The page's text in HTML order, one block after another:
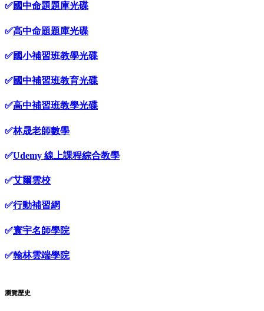
✅國中命題題庫光碟
✅高中命題題庫光碟
✅國小補習班教學光碟
✅國中補習班教育光碟
✅高中補習班教學光碟
✅林晟老師數學
✅Udemy 線上課程綜合教學
✅艾爾雲校
✅行動補習網
✅寰宇名師學院
✅翰林雲端學院
瀏覽歷史